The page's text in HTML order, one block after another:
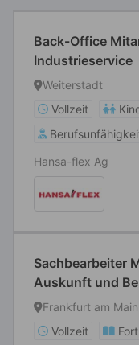
Back-Office
Industrieservice
Weiterstadt
Vollzeit
Hansa-flex Ag
Sachbearbeiter
Auskunft und
Frankfurt am Main
Vollzeit